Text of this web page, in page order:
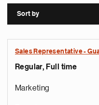
Sort by
Sales Representative -
Regular, Full time
Marketing